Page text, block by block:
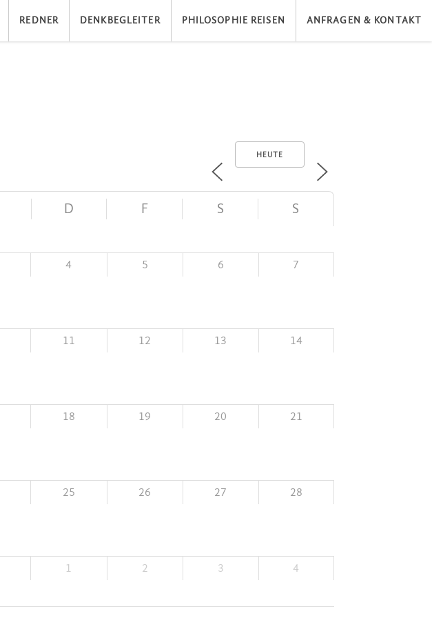
REDNER DENKBEGLEITER PHILOSOPHIE REISEN ANFRAGEN & KONTAKT
HEUTE
D F S S
4 5 6 7
11 12 13 14
18 19 20 21
25 26 27 28
1 2 3 4